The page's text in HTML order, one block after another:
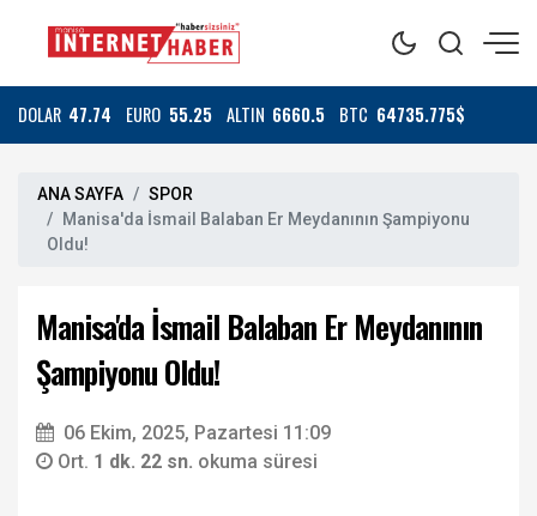
DOLAR 47.74 EURO 55.25 ALTIN 6660.5 BTC 64735.775$
ANA SAYFA
SPOR
Manisa'da İsmail Balaban Er Meydanının Şampiyonu
Oldu!
Manisa'da İsmail Balaban Er Meydanının
Şampiyonu Oldu!
06 Ekim, 2025, Pazartesi 11:09
Ort. 1 dk. 22 sn. okuma süresi